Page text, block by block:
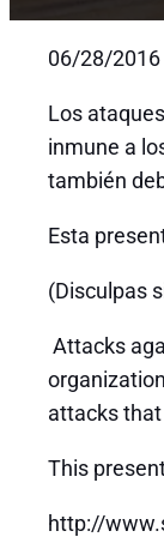
06/28/2016
Los
inmune a
también
Esta
(Disculpas
Attacks
attacks
This
http://